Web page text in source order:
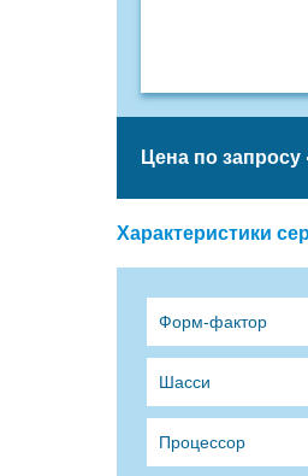
Цена по запросу
Характеристики
Форм-фактор
Шасси
Процессор